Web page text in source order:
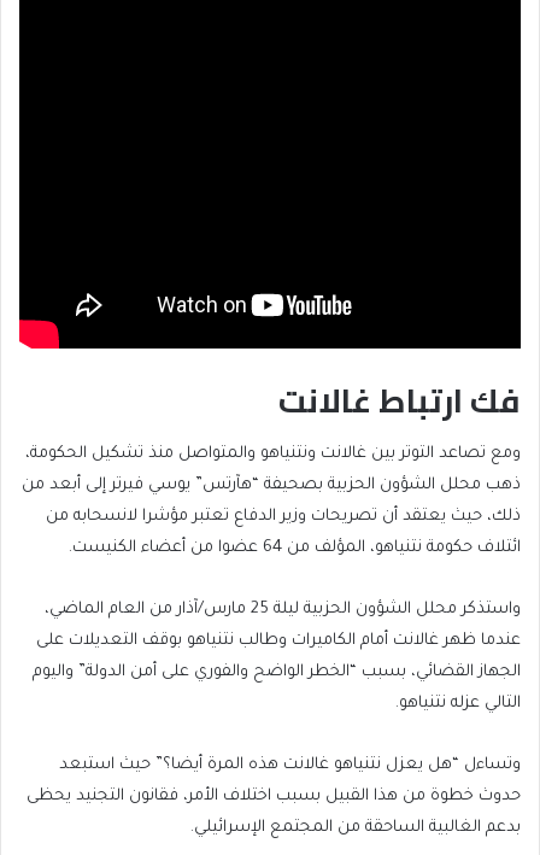
فك ارتباط غالانت
ومع تصاعد التوتر بين غالانت ونتنياهو والمتواصل منذ تشكيل الحكومة،
ذهب محلل الشؤون الحزبية بصحيفة “هآرتس” يوسي فيرتر إلى أبعد من
ذلك، حيث يعتقد أن تصريحات وزير الدفاع تعتبر مؤشرا لانسحابه من
ائتلاف حكومة نتنياهو، المؤلف من 64 عضوا من أعضاء الكنيست.
واستذكر محلل الشؤون الحزبية ليلة 25 مارس/آذار من العام الماضي،
عندما ظهر غالانت أمام الكاميرات وطالب نتنياهو بوقف التعديلات على
الجهاز القضائي، بسبب “الخطر الواضح والفوري على أمن الدولة” واليوم
التالي عزله نتنياهو.
وتساءل “هل يعزل نتنياهو غالانت هذه المرة أيضا؟” حيث استبعد
حدوث خطوة من هذا القبيل بسبب اختلاف الأمر، فقانون التجنيد يحظى
بدعم الغالبية الساحقة من المجتمع الإسرائيلي.